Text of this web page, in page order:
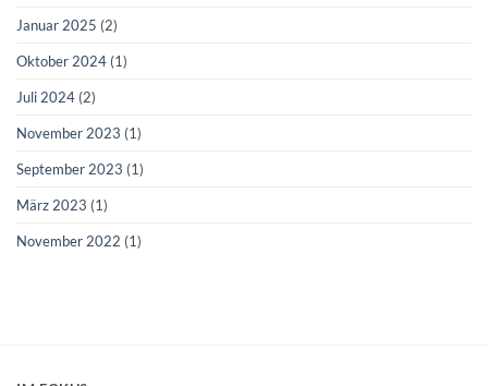
Januar 2025 (2)
Oktober 2024 (1)
Juli 2024 (2)
November 2023 (1)
September 2023 (1)
März 2023 (1)
November 2022 (1)